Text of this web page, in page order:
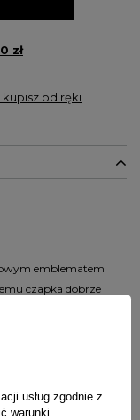
zł
od ręki
emblematem
czapka dobrze
usług zgodnie z
warunki